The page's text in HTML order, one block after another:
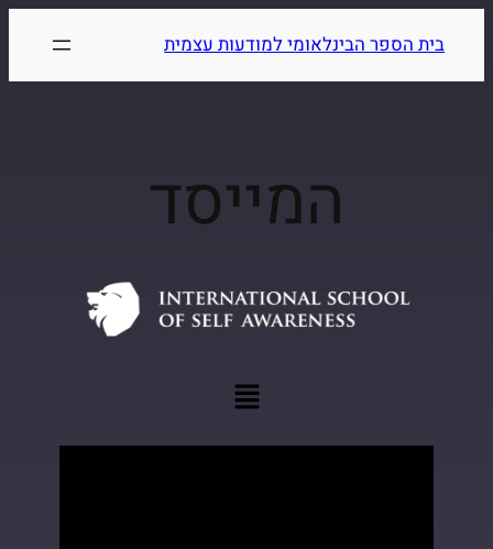
בית הספר הבינלאומי למודעות עצמית
המייסד